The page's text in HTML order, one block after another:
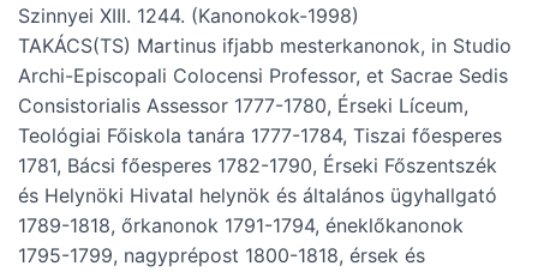
Szinnyei XIII. 1244. (Kanonokok-1998)
TAKÁCS(TS) Martinus ifjabb mesterkanonok, in Studio
Archi-Episcopali Colocensi Professor, et Sacrae Sedis
Consistorialis Assessor 1777-1780, Érseki Líceum,
Teológiai Főiskola tanára 1777-1784, Tiszai főesperes
1781, Bácsi főesperes 1782-1790, Érseki Főszentszék
és Helynöki Hivatal helynök és általános ügyhallgató
1789-1818, őrkanonok 1791-1794, éneklőkanonok
1795-1799, nagyprépost 1800-1818, érsek és